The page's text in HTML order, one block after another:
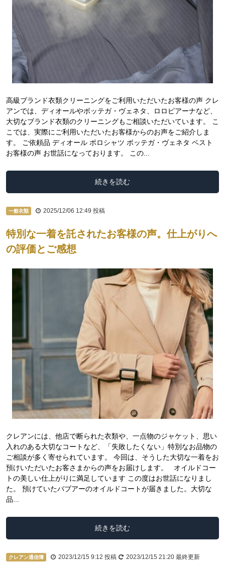
高級ブランド衣類クリーニングをご利用いただいたお客様の声 クレ
アンでは、ディオールやボッテガ・ヴェネタ、ロロピアーナなど、
大切なブランド衣類のクリーニングもご相談いただいています。 こ
こでは、実際にご利用いただいたお客様からのお声をご紹介しま
す。 ご依頼品 ディオール ポロシャツ ボッテガ・ヴェネタ ベスト
お客様の声 お世話になっております。 この...
続きを読む
一般衣類 2025/12/06 12:49 投稿
特別な一着を託されたお客様の声。仕上がりへ
の評価とご感想
クレアンには、他店で断られた衣類や、一点物のジャケット、思い
入れのある大切なコートなど、「失敗したくない」特別なお品物の
ご相談が多く寄せられています。 今回は、そうした大切な一着をお
預けいただいたお客さまからの声をお届けします。 オイルドコー
トの美しい仕上がりに満足しています この度はお世話になりまし
た。 預けていたバブアーのオイルドコートが届きました。大切な
品...
続きを読む
クレアン通信簿 2023/12/15 9:12 投稿 2023/12/15 21:20 最終更新